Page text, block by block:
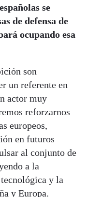
se
de defensa de
ocupando esa
son
un referente en
actor muy
reforzarnos
europeos,
en futuros
al conjunto de
a la
y la
y Europa.